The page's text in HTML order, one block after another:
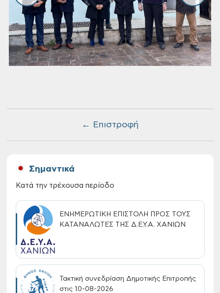
← Επιστροφή
Σημαντικά
Κατά την τρέχουσα περίοδο
ΕΝΗΜΕΡΩΤΙΚΗ ΕΠΙΣΤΟΛΗ ΠΡΟΣ ΤΟΥΣ
ΚΑΤΑΝΑΛΩΤΕΣ ΤΗΣ Δ.Ε.Υ.Α. ΧΑΝΙΩΝ
Τακτική συνεδρίαση Δημοτικής Επιτροπής
στις 10-08-2026